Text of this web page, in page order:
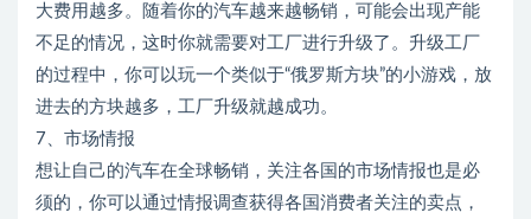
大费用越多。随着你的汽车越来越畅销，可能会出现产能
不足的情况，这时你就需要对工厂进行升级了。升级工厂
的过程中，你可以玩一个类似于“俄罗斯方块”的小游戏，放
进去的方块越多，工厂升级就越成功。
7、市场情报
想让自己的汽车在全球畅销，关注各国的市场情报也是必
须的，你可以通过情报调查获得各国消费者关注的卖点，